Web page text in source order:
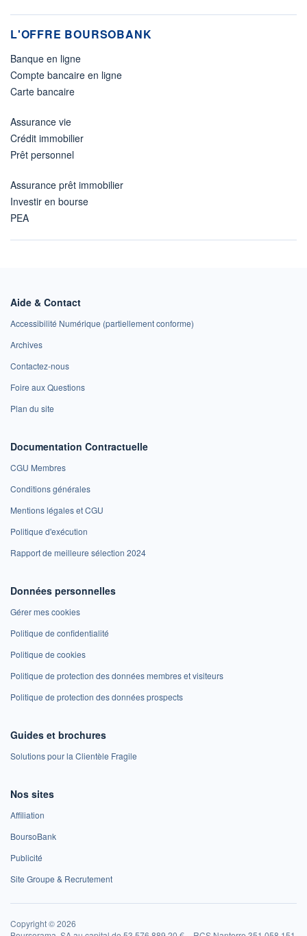
L'OFFRE BOURSOBANK
Banque en ligne
Compte bancaire en ligne
Carte bancaire
Assurance vie
Crédit immobilier
Prêt personnel
Assurance prêt immobilier
Investir en bourse
PEA
Aide & Contact
Accessibilité Numérique (partiellement conforme)
Archives
Contactez-nous
Foire aux Questions
Plan du site
Documentation Contractuelle
CGU Membres
Conditions générales
Mentions légales et CGU
Politique d'exécution
Rapport de meilleure sélection 2024
Données personnelles
Gérer mes cookies
Politique de confidentialité
Politique de cookies
Politique de protection des données membres et visiteurs
Politique de protection des données prospects
Guides et brochures
Solutions pour la Clientèle Fragile
Nos sites
Affiliation
BoursoBank
Publicité
Site Groupe & Recrutement
Copyright © 2026